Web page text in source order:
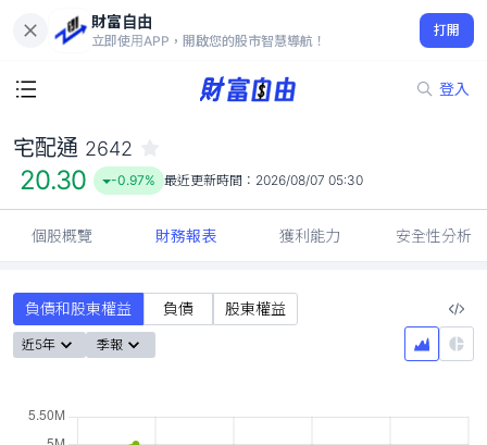
財富自由
立即使用APP，開啟您的股市智慧導航！
打開
登入
20.30
-0.97%
宅配通 2642
20.30 -0.97% 最近更新時間： 2026/08/07 05:30
個股概覽 財務報表 獲利能力 安全性分析
負債和股東權益 負債 股東權益
近5年 季報